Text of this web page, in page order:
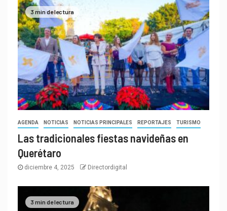
3 min de lectura
AGENDA NOTICIAS NOTICIAS PRINCIPALES REPORTAJES TURISMO
Las tradicionales fiestas navideñas en
Querétaro
diciembre 4, 2025 Directordigital
3 min de lectura